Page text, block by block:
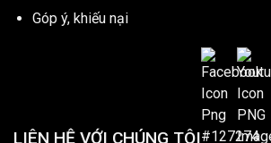
Góp ý, khiếu nại
LIÊN HỆ VỚI CHÚNG TÔI